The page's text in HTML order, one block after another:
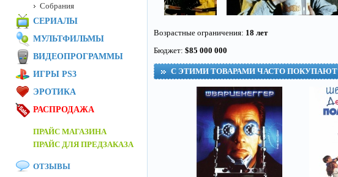
Возрастные ограничения: 18 лет
Бюджет: $85 000 000
С ЭТИМИ ТОВАРАМИ ЧАСТО ПОКУПАЮТ
Собрания
СЕРИАЛЫ
МУЛЬТФИЛЬМЫ
ВИДЕОПРОГРАММЫ
ИГРЫ PS3
ЭРОТИКА
РАСПРОДАЖА
ПРАЙС МАГАЗИНА
ПРАЙС ДЛЯ ПРЕДЗАКАЗА
ОТЗЫВЫ